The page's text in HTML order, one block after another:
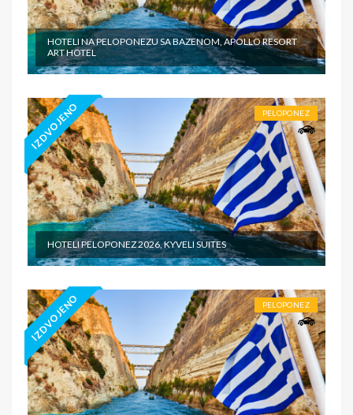
HOTELI NA PELOPONEZU SA BAZENOM, APOLLO RESORT
ART HOTEL
IZDVOJENO PELOPONEZ
HOTELI PELOPONEZ 2026, KYVELI SUITES
IZDVOJENO PELOPONEZ